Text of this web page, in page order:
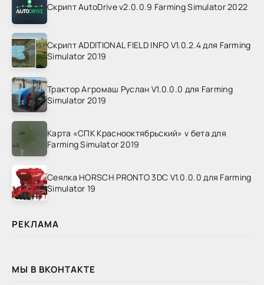
Скрипт AutoDrive v2.0.0.9 Farming Simulator 2022
Скрипт ADDITIONAL FIELD INFO V1.0.2.4 для Farming
Simulator 2019
Трактор Агромаш Руслан V1.0.0.0 для Farming
Simulator 2019
Карта «СПК Краснооктябрьский» v бета для
Farming Simulator 2019
Сеялка HORSCH PRONTO 3DC V1.0.0.0 для Farming
Simulator 19
РЕКЛАМА
МЫ В ВКОНТАКТЕ